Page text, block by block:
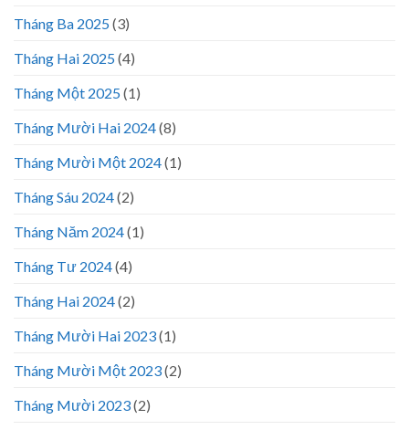
Tháng Ba 2025(3)
Tháng Hai 2025(4)
Tháng Một 2025(1)
Tháng Mười Hai 2024(8)
Tháng Mười Một 2024(1)
Tháng Sáu 2024(2)
Tháng Năm 2024(1)
Tháng Tư 2024(4)
Tháng Hai 2024(2)
Tháng Mười Hai 2023(1)
Tháng Mười Một 2023(2)
Tháng Mười 2023(2)